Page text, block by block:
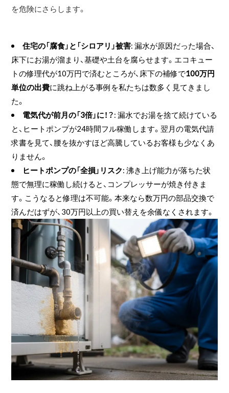
を危険にさらします。
住宅の「腐食」と「シロアリ」被害: 漏水が原因だった場合、
床下にお湯が溜まり、基礎や土台を腐らせます。エコキュー
トの修理代が10万円で済むところが、床下の補修で100万円
単位の出費に跳ね上がる事例を私たちは数多く見てきまし
た。
電気代が前月の「3倍」に！？: 漏水でお湯を捨て続けている
と、ヒートポンプが24時間フル稼働します。翌月の電気代請
求書を見て、腰を抜かすほど高騰しているお客様も少なくあ
りません。
ヒートポンプの「全損」リスク: 沸き上げ能力が落ちた状
態で無理に稼働し続けると、コンプレッサーが焼き付きま
す。こうなると修理は不可能。本来なら数万円の部品交換で
済んだはずが、30万円以上の買い替えを余儀なくされます。